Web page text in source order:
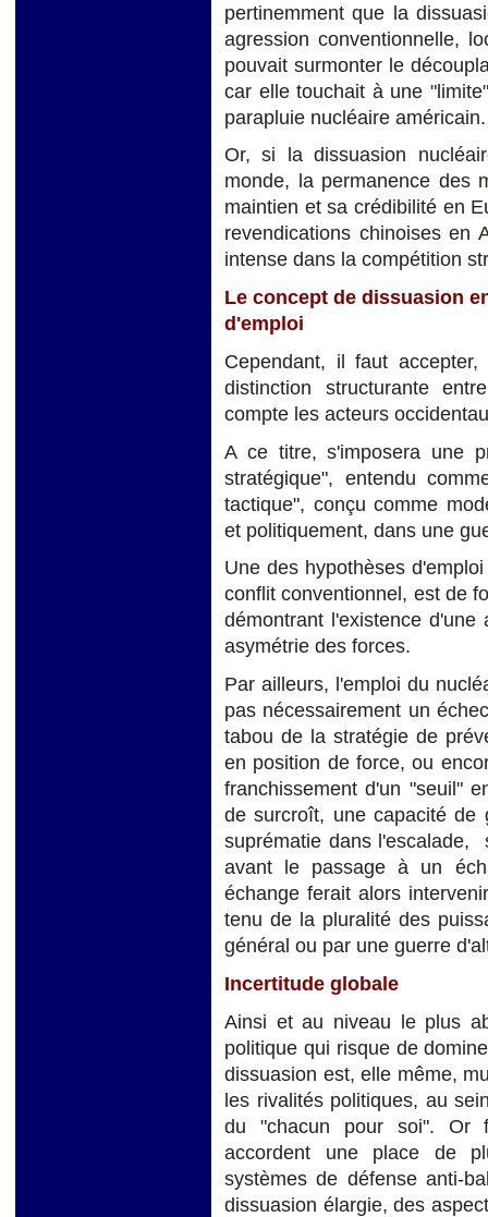
pertinemment que la
agression conventionnelle,
pouvait surmonter le
car elle touchait à une
parapluie nucléaire américain.
Or, si la dissuasion
monde, la permanence des
maintien et sa crédibilité en
revendications chinoises en
intense dans la compétition
Le concept de dissuasion
d'emploi
Cependant, il faut
distinction structurante
compte les acteurs
A ce titre, s'imposera une
stratégique", entendu
tactique", conçu comme
et politiquement, dans une
Une des hypothèses
conflit conventionnel, est de
démontrant l'existence
asymétrie des forces.
Par ailleurs, l'emploi du
pas nécessairement un
tabou de la stratégie de
en position de force, ou
franchissement d'un "seuil"
de surcroît, une capacité de
suprématie dans l'escalade,
avant le passage à un
échange ferait alors
tenu de la pluralité des
général ou par une guerre
Incertitude globale
Ainsi et au niveau le plus
politique qui risque de
dissuasion est, elle même,
les rivalités politiques, au
du "chacun pour soi". Or
accordent une place de
systèmes de défense anti-
dissuasion élargie, des